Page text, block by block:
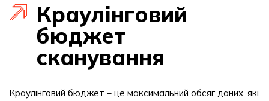
Краулінговий
бюджет
сканування
Краулінговий бюджет – це максимальний обсяг даних, які